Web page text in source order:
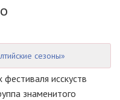
сезоны»
исскуств
знаменитого